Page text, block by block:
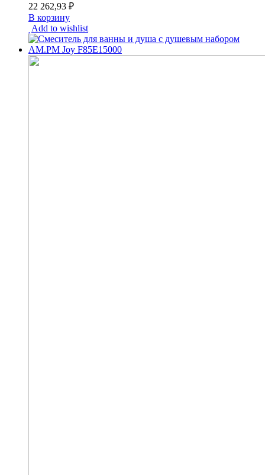
22 262,93 ₽
В корзину
Add to wishlist